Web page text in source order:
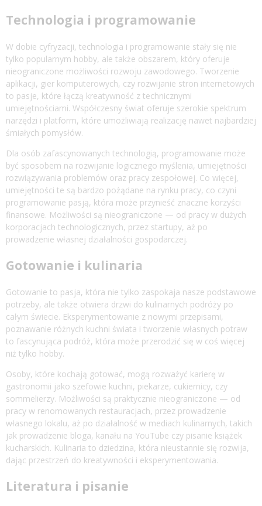
Technologia i programowanie
W dobie cyfryzacji, technologia i programowanie stały się nie
tylko popularnym hobby, ale także obszarem, który oferuje
nieograniczone możliwości rozwoju zawodowego. Tworzenie
aplikacji, gier komputerowych, czy rozwijanie stron internetowych
to pasje, które łączą kreatywność z technicznymi
umiejętnościami. Współczesny świat oferuje szerokie spektrum
narzędzi i platform, które umożliwiają realizację nawet najbardziej
śmiałych pomysłów.
Dla osób zafascynowanych technologią, programowanie może
być sposobem na rozwijanie logicznego myślenia, umiejętności
rozwiązywania problemów oraz pracy zespołowej. Co więcej,
umiejętności te są bardzo pożądane na rynku pracy, co czyni
programowanie pasją, która może przynieść znaczne korzyści
finansowe. Możliwości są nieograniczone — od pracy w dużych
korporacjach technologicznych, przez startupy, aż po
prowadzenie własnej działalności gospodarczej.
Gotowanie i kulinaria
Gotowanie to pasja, która nie tylko zaspokaja nasze podstawowe
potrzeby, ale także otwiera drzwi do kulinarnych podróży po
całym świecie. Eksperymentowanie z nowymi przepisami,
poznawanie różnych kuchni świata i tworzenie własnych potraw
to fascynująca podróż, która może przerodzić się w coś więcej
niż tylko hobby.
Osoby, które kochają gotować, mogą rozważyć karierę w
gastronomii jako szefowie kuchni, piekarze, cukiernicy, czy
sommelierzy. Możliwości są praktycznie nieograniczone — od
pracy w renomowanych restauracjach, przez prowadzenie
własnego lokalu, aż po działalność w mediach kulinarnych, takich
jak prowadzenie bloga, kanału na YouTube czy pisanie książek
kucharskich. Kulinaria to dziedzina, która nieustannie się rozwija,
dając przestrzeń do kreatywności i eksperymentowania.
Literatura i pisanie